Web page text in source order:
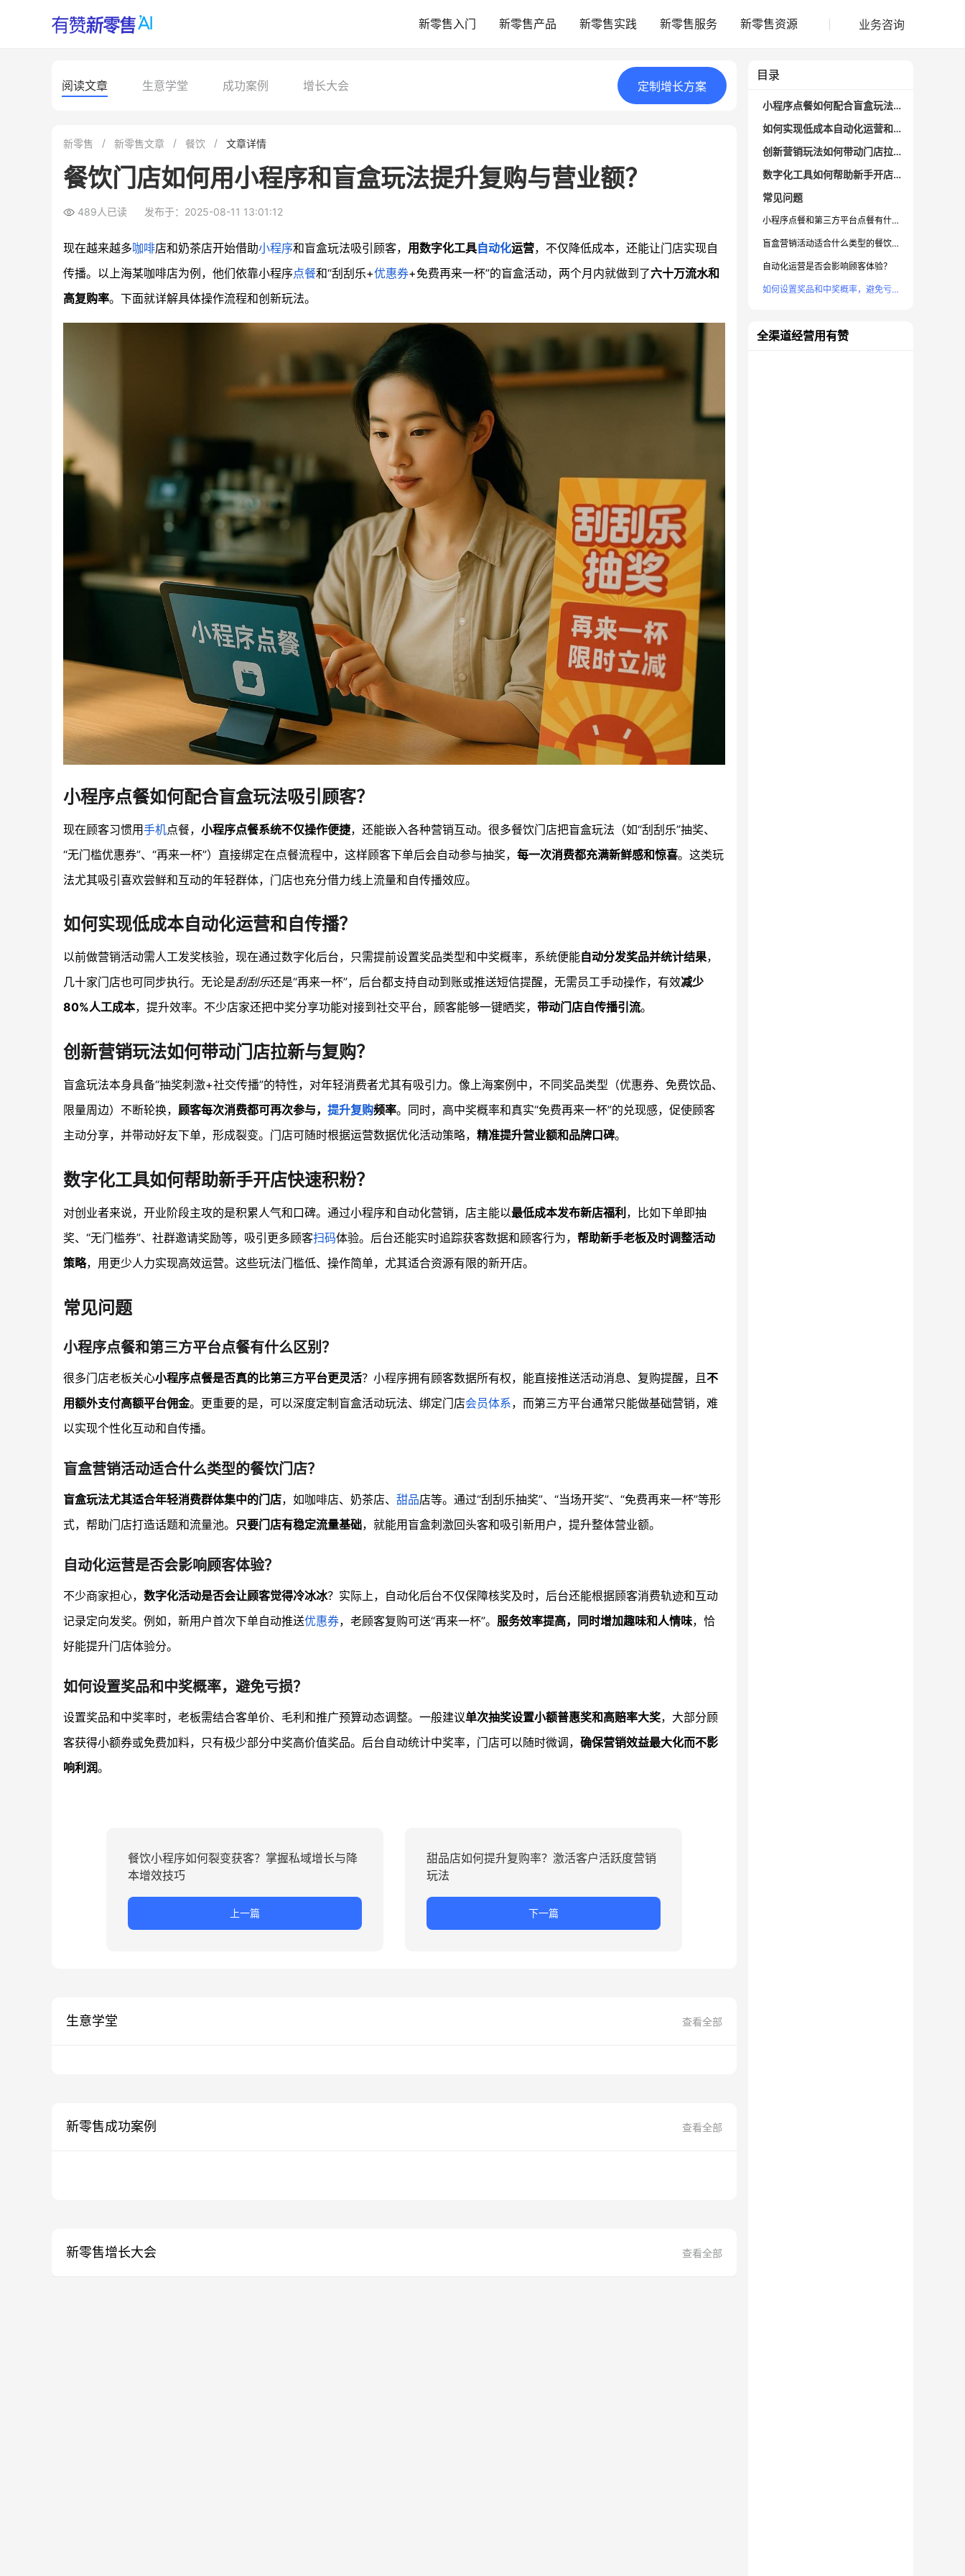
新零售入门 新零售产品 新零售实践 新零售服务 新零售资源 业务咨询
阅读文章 生意学堂 成功案例 增长大会 定制 增长方案
新零售 新零售文章 餐饮 文章详情
餐饮门店如何用小程序和盲盒玩法提升复购与营业额？
489人已读 发布于：2025-08-11 13:01:12
现在越来越多咖啡店和奶茶店开始借助小程序和盲盒玩法吸引顾客， 用数字化工具自动化运营，不仅降低成本，还能让门店实现自
传播。以上海某咖啡店为例，他们依靠小程序点餐和“刮刮乐+优惠券+免费再来一杯”的盲盒活动，两个月内就做到了六十万流水和
高复购率。下面就详解具体操作流程和创新玩法。
小程序点餐如何配合盲盒玩法吸引顾客？
现在顾客习惯用手机点餐， 小程序点餐系统不仅操作便捷，还能嵌入各种营销互动。很多餐饮门店把盲盒玩法（如“刮刮乐”抽奖、
“无门槛优惠券”、“再来一杯”）直接绑定在点餐流程中，这样顾客下单后会自动参与抽奖， 每一次消费都充满新鲜感和惊喜。这类玩
法尤其吸引喜欢尝鲜和互动的年轻群体，门店也充分借力线上流量和自传播效应。
如何实现低成本自动化运营和自传播？
以前做营销活动需人工发奖核验，现在通过数字化后台，只需提前设置奖品类型和中奖概率，系统便能自动分发奖品并统计结果，
几十家门店也可同步执行。无论是刮刮乐还是“再来一杯”，后台都支持自动到账或推送短信提醒，无需员工手动操作，有效减少
80%人工成本，提升效率。不少店家还把中奖分享功能对接到社交平台，顾客能够一键晒奖， 带动门店自传播引流。
创新营销玩法如何带动门店拉新与复购？
盲盒玩法本身具备“抽奖刺激+社交传播”的特性，对年轻消费者尤其有吸引力。像上海案例中，不同奖品类型（优惠券、免费饮品、
限量周边）不断轮换， 顾客每次消费都可再次参与， 提升复购频率。同时，高中奖概率和真实“免费再来一杯”的兑现感，促使顾客
主动分享，并带动好友下单，形成裂变。门店可随时根据运营数据优化活动策略， 精准提升营业额和品牌口碑。
数字化工具如何帮助新手开店快速积粉？
对创业者来说，开业阶段主攻的是积累人气和口碑。通过小程序和自动化营销，店主能以最低成本发布新店福利 ，比如下单即抽
奖、“无门槛券”、社群邀请奖励等，吸引更多顾客扫码体验。后台还能实时追踪获客数据和顾客行为， 帮助新手老板及时调整活动
策略，用更少人力实现高效运营。这些玩法门槛低、操作简单，尤其适合资源有限的新开店。
常见问题
小程序点餐和第三方平台点餐有什么区别？
很多门店老板关心小程序点餐是否真的比第三方平台更灵活？小程序拥有顾客数据所有权，能直接推送活动消息、复购提醒，且不
用额外支付高额平台佣金。更重要的是，可以深度定制盲盒活动玩法、绑定门店会员体系，而第三方平台通常只能做基础营销，难
以实现个性化互动和自传播。
盲盒营销活动适合什么类型的餐饮门店？
盲盒玩法尤其适合年轻消费群体集中的门店，如咖啡店、奶茶店、 甜品店等。通过“刮刮乐抽奖”、“当场开奖”、“免费再来一杯”等形
式，帮助门店打造话题和流量池。 只要门店有稳定流量基础，就能用盲盒刺激回头客和吸引新用户，提升整体营业额。
自动化运营是否会影响顾客体验？
不少商家担心， 数字化活动是否会让顾客觉得冷冰冰？实际上，自动化后台不仅保障核奖及时，后台还能根据顾客消费轨迹和互动
记录定向发奖。例如，新用户首次下单自动推送优惠券，老顾客复购可送“再来一杯”。 服务效率提高，同时增加趣味和人情味，恰
好能提升门店体验分。
如何设置奖品和中奖概率，避免亏损？
设置奖品和中奖率时，老板需结合客单价、毛利和推广预算动态调整。一般建议单次抽奖设置小额普惠奖和高赔率大奖，大部分顾
客获得小额券或免费加料，只有极少部分中奖高价值奖品。后台自动统计中奖率，门店可以随时微调， 确保营销效益最大化而不影
响利润。
餐饮小程序如何裂变获客？掌握私域增长与降
本增效技巧
上一篇
甜品店如何提升复购率？激活客户活跃度营销
玩法
下一篇
生意学堂 查看全部
新零售成功案例 查看全部
新零售增长大会 查看全部
目录
小程序点餐如何配合盲盒玩法吸引顾客？
如何实现低成本自动化运营和自传播？
创新营销玩法如何带动门店拉新与复购？
数字化工具如何帮助新手开店快速积粉？
常见问题
小程序点餐和第三方平台点餐有什么区别？
盲盒营销活动适合什么类型的餐饮门店？
自动化运营是否会影响顾客体验？
如何设置奖品和中奖概率，避免亏损？
全渠道经营用有赞